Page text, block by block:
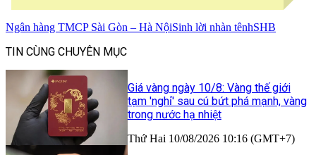
Ngân hàng TMCP Sài Gòn – Hà NộiSinh lời nhàn tênhSHB
TIN CÙNG CHUYÊN MỤC
Giá vàng ngày 10/8: Vàng thế giới
tạm 'nghỉ' sau cú bứt phá mạnh, vàng
trong nước hạ nhiệt
Thứ Hai 10/08/2026 10:16 (GMT+7)